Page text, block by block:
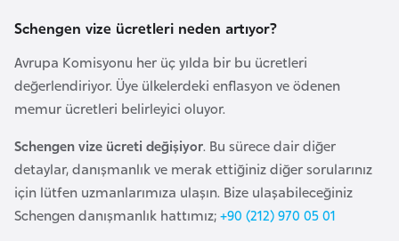
Schengen vize ücretleri neden artıyor?
Avrupa Komisyonu her üç yılda bir bu ücretleri
değerlendiriyor. Üye ülkelerdeki enflasyon ve ödenen
memur ücretleri belirleyici oluyor.
Schengen vize ücreti değişiyor. Bu sürece dair diğer
detaylar, danışmanlık ve merak ettiğiniz diğer sorularınız
için lütfen uzmanlarımıza ulaşın. Bize ulaşabileceğiniz
Schengen danışmanlık hattımız;+90 (212) 970 05 01
a
h
r
e
n
B